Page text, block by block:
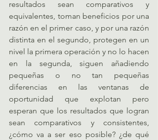
resultados sean comparativos y
equivalentes, toman beneficios por una
razón en el primer caso, y por una razón
distinta en el segundo, protegen en un
nivel la primera operación y no lo hacen
en la segunda, siguen añadiendo
pequeñas o no tan pequeñas
diferencias en las ventanas de
oportunidad que explotan pero
esperan que los resultados que logran
sean comparativos y consistentes,
¿cómo va a ser eso posible? ¿de qué